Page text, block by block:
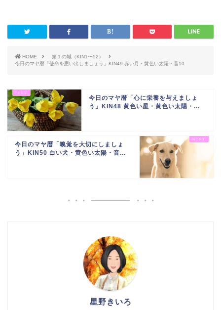
HOME
第１の城（KIN1〜52）
今日のマヤ暦「使命を思い出しましょう」KIN49 赤い月・黄色い太陽・音10
今日のマヤ暦「心に栄養を与えましょ
う」KIN48 黄色い星・黄色い太陽・...
今日のマヤ暦「嗅覚を大切にしましょ
う」KIN50 白い犬・黄色い太陽・音...
星野きいろ